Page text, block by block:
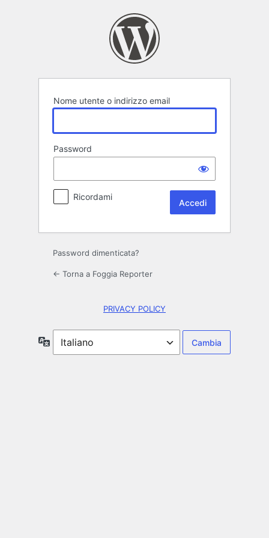
Nome utente o indirizzo email
Password
Ricordami
Password dimenticata?
← Torna a Foggia Reporter
PRIVACY POLICY
Lingua